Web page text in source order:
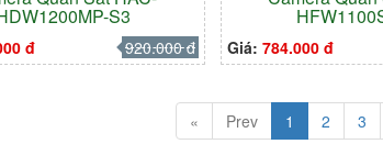
S3
đ 920.000 đ Giá: 784.000 đ
« Prev 1 2 3